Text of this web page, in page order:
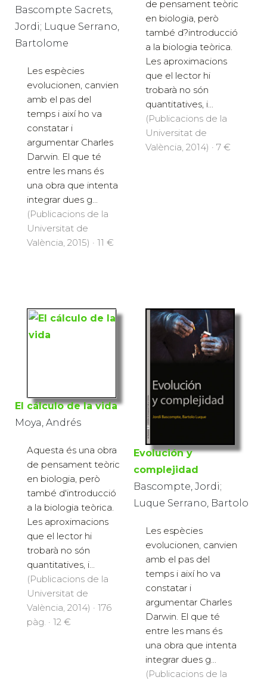
Bascompte Sacrets,
Jordi; Luque Serrano,
Bartolome
Les espècies
evolucionen, canvien
amb el pas del
temps i així ho va
constatar i
argumentar Charles
Darwin. El que té
entre les mans és
una obra que intenta
integrar dues g...
(Publicacions de la
Universitat de
València, 2015) · 11 €
de pensament teòric
en biologia, però
també d?introducció
a la biologia teòrica.
Les aproximacions
que el lector hi
trobarà no són
quantitatives, i...
(Publicacions de la
Universitat de
València, 2014) · 7 €
El cálculo de la vida
Moya, Andrés
Aquesta és una obra
de pensament teòric
en biologia, però
també d'introducció
a la biologia teòrica.
Les aproximacions
que el lector hi
trobarà no són
quantitatives, i...
(Publicacions de la
Universitat de
València, 2014) · 176
pàg. · 12 €
Evolución y
complejidad
Bascompte, Jordi;
Luque Serrano, Bartolo
Les espècies
evolucionen, canvien
amb el pas del
temps i així ho va
constatar i
argumentar Charles
Darwin. El que té
entre les mans és
una obra que intenta
integrar dues g...
(Publicacions de la